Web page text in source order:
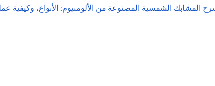
المشابك الشمسية المصنوعة من الألومنيوم: الأنواع، وكيفية